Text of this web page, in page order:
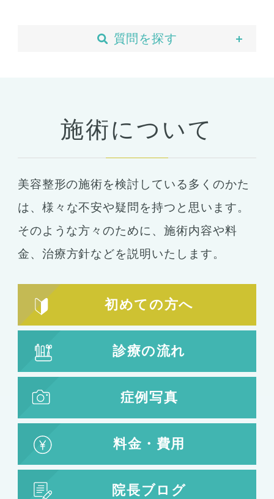
質問を探す
胸の整形
小顔整形
ほほ骨の整形
脂肪吸引
婦人科形成
小陰唇形成
施術について
美容整形の施術を検討している多くのかた
は、 様々な不安や疑問を持つと思います。
そのような方々のために、施術内容や料
金、 治療方針などを説明いたします。
初めての方へ
診療の流れ
症例写真
料金・費用
院長ブログ